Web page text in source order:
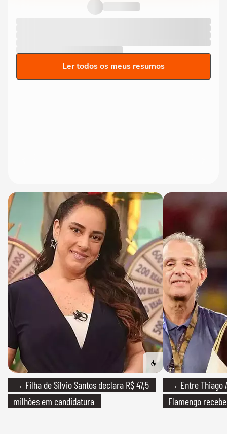
transplante capilar: 'Olha como...
Ler todos os meus resumos
→ Filha de Silvio Santos declara R$ 47,5
milhões em candidatura
→ Entre Thiago
Flamengo